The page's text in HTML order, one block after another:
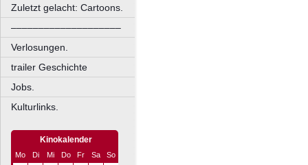
Zuletzt gelacht: Cartoons.
––––––––––––––––––––
Verlosungen.
trailer Geschichte
Jobs.
Kulturlinks.
Kinokalender
Mo Di Mi Do Fr Sa
So